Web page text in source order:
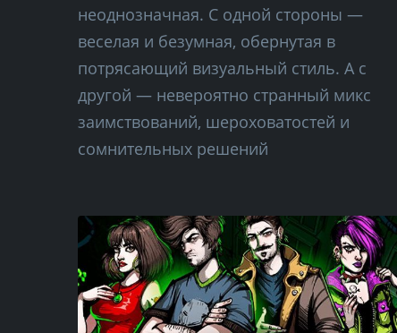
неоднозначная. С одной стороны —
веселая и безумная, обернутая в
потрясающий визуальный стиль. А с
другой — невероятно странный микс
заимствований, шероховатостей и
сомнительных решений